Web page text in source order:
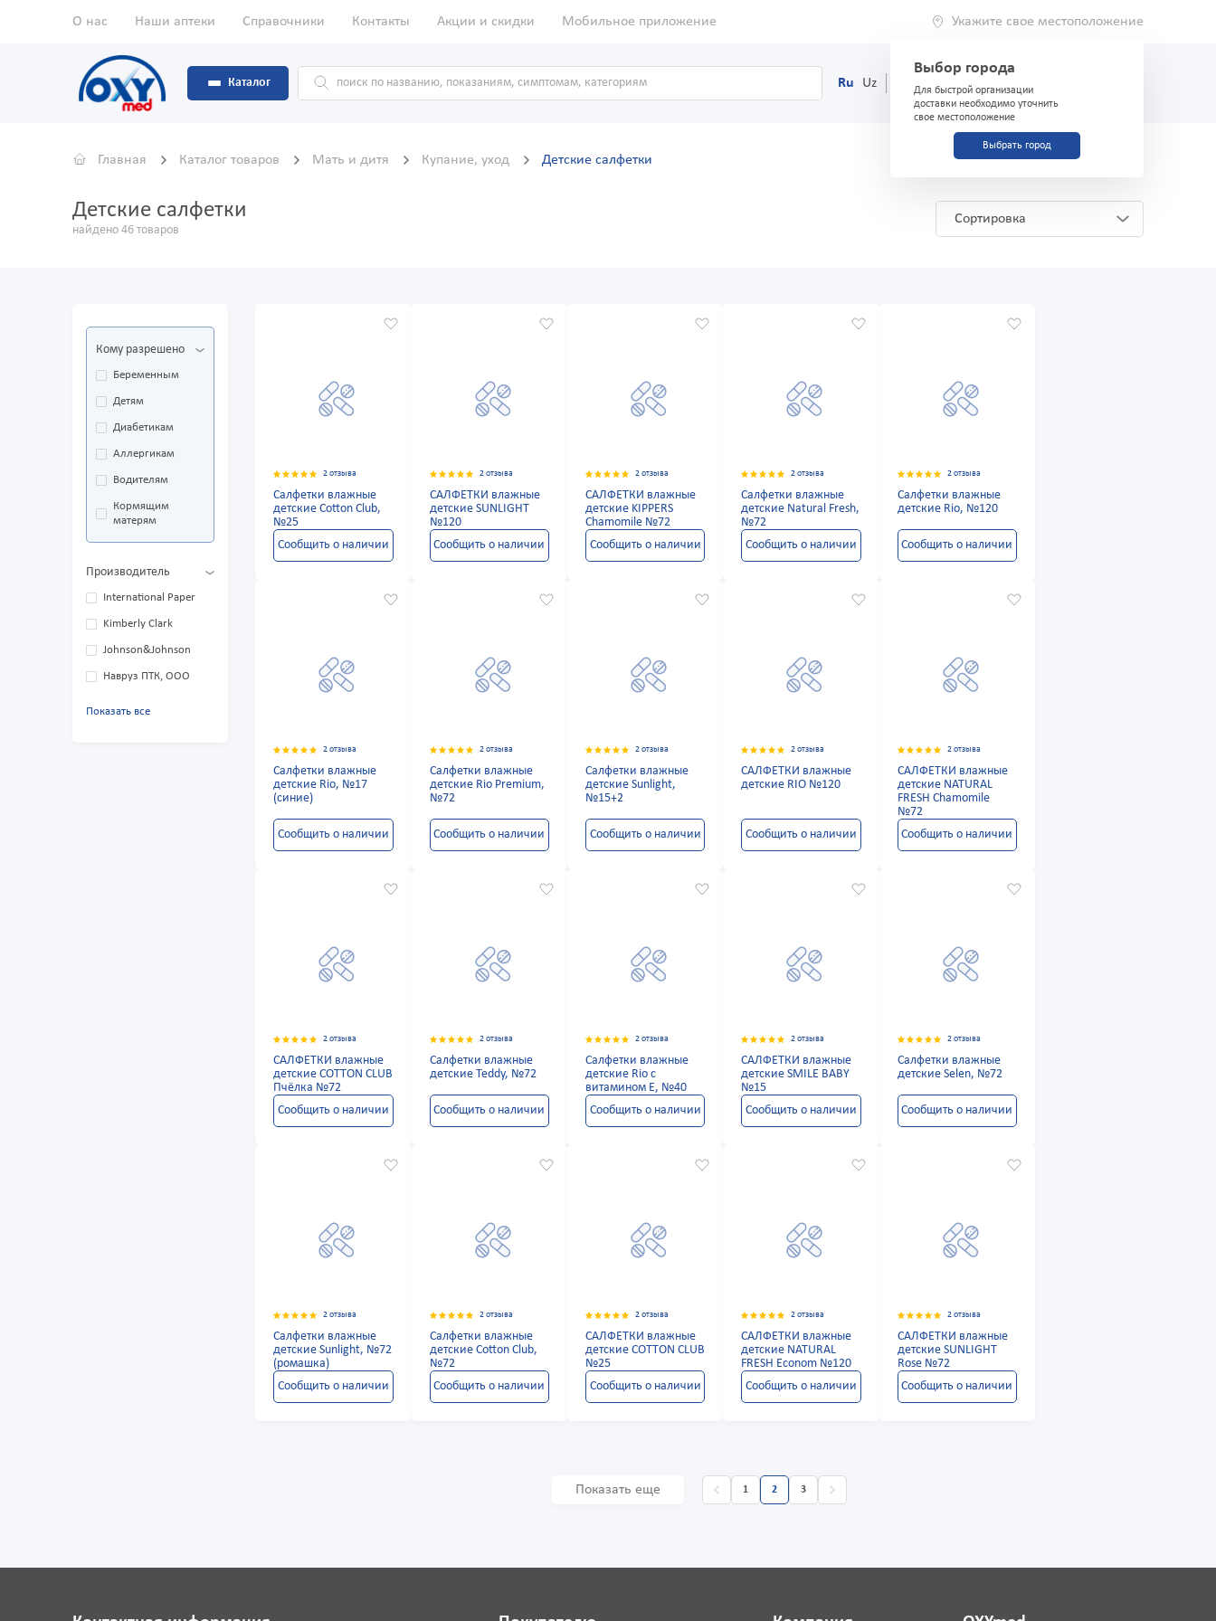
О нас Наши аптеки Справочники Контакты Акции и скидки Мобильное приложение Укажите свое местоположение
Выбор города
Для быстрой организации
доставки необходимо уточнить
свое местоположение
Выбрать город
Каталог Ru Uz (71) 200-03-03
Главная Каталог товаров Мать и дитя Купание, уход Детские салфетки
Детские салфетки
найдено 46 товаров
Сортировка
Кому разрешено
Беременным
Детям
Диабетикам
Аллергикам
Водителям
Кормящим
матерям
Производитель
International Paper
Kimberly Clark
Johnson&Johnson
Навруз ПТК, ООО
Показать все
2 отзыва
Салфетки влажные
детские Cotton Club,
№25
Сообщить о наличии
2 отзыва
САЛФЕТКИ влажные
детские SUNLIGHT
№120
Сообщить о наличии
2 отзыва
САЛФЕТКИ влажные
детские KIPPERS
Chamomile №72
Сообщить о наличии
2 отзыва
Салфетки влажные
детские Natural Fresh,
№72
Сообщить о наличии
2 отзыва
Салфетки влажные
детские Rio, №120
Сообщить о наличии
2 отзыва
Салфетки влажные
детские Rio, №17
(синие)
Сообщить о наличии
2 отзыва
Салфетки влажные
детские Rio Premium,
№72
Сообщить о наличии
2 отзыва
Салфетки влажные
детские Sunlight,
№15+2
Сообщить о наличии
2 отзыва
САЛФЕТКИ влажные
детские RIO №120
Сообщить о наличии
2 отзыва
САЛФЕТКИ влажные
детские NATURAL
FRESH Chamomile
№72
Сообщить о наличии
2 отзыва
САЛФЕТКИ влажные
детские COTTON CLUB
Пчёлка №72
Сообщить о наличии
2 отзыва
Салфетки влажные
детские Teddy, №72
Сообщить о наличии
2 отзыва
Салфетки влажные
детские Rio с
витамином Е, №40
Сообщить о наличии
2 отзыва
САЛФЕТКИ влажные
детские SMILE BABY
№15
Сообщить о наличии
2 отзыва
Салфетки влажные
детские Selen, №72
Сообщить о наличии
2 отзыва
Салфетки влажные
детские Sunlight, №72
(ромашка)
Сообщить о наличии
2 отзыва
Салфетки влажные
детские Cotton Club,
№72
Сообщить о наличии
2 отзыва
САЛФЕТКИ влажные
детские COTTON CLUB
№25
Сообщить о наличии
2 отзыва
САЛФЕТКИ влажные
детские NATURAL
FRESH Econom №120
Сообщить о наличии
2 отзыва
САЛФЕТКИ влажные
детские SUNLIGHT
Rose №72
Сообщить о наличии
Показать еще 1 2 3